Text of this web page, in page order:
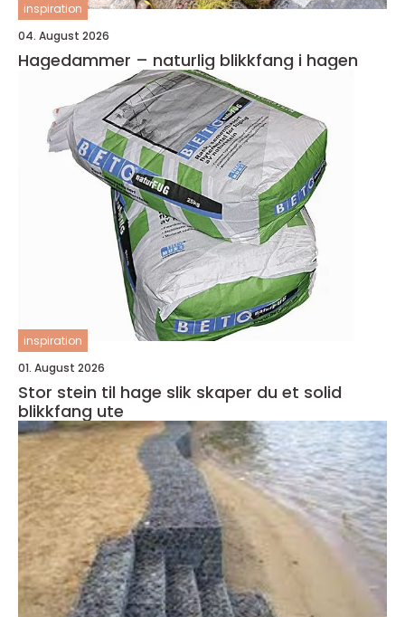
inspiration
04. August 2026
Hagedammer – naturlig blikkfang i hagen
inspiration
01. August 2026
Stor stein til hage slik skaper du et solid
blikkfang ute